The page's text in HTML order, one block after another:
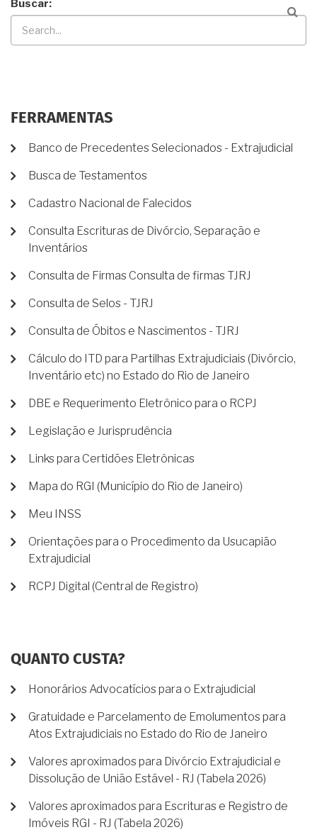
Buscar
FERRAMENTAS
Banco de Precedentes Selecionados - Extrajudicial
Busca de Testamentos
Cadastro Nacional de Falecidos
Consulta Escrituras de Divórcio, Separação e
Inventários
Consulta de Firmas Consulta de firmas TJRJ
Consulta de Selos - TJRJ
Consulta de Óbitos e Nascimentos - TJRJ
Cálculo do ITD para Partilhas Extrajudiciais (Divórcio,
Inventário etc) no Estado do Rio de Janeiro
DBE e Requerimento Eletrônico para o RCPJ
Legislação e Jurisprudência
Links para Certidões Eletrônicas
Mapa do RGI (Município do Rio de Janeiro)
Meu INSS
Orientações para o Procedimento da Usucapião
Extrajudicial
RCPJ Digital (Central de Registro)
QUANTO CUSTA?
Honorários Advocatícios para o Extrajudicial
Gratuidade e Parcelamento de Emolumentos para
Atos Extrajudiciais no Estado do Rio de Janeiro
Valores aproximados para Divórcio Extrajudicial e
Dissolução de União Estável - RJ (Tabela 2026)
Valores aproximados para Escrituras e Registro de
Imóveis RGI - RJ (Tabela 2026)